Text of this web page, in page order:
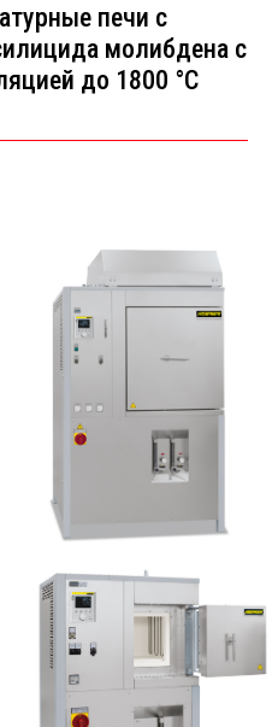
печи с
молибдена с
до 1800 °C